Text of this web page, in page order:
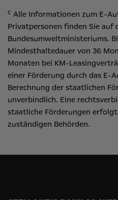
c Alle Informationen zum E-
Privatpersonen finden Sie auf
Bundesumweltministeriums.
Mindesthaltedauer von 36
Monaten bei KM-
einer Förderung durch das E-
Berechnung der staatlichen
unverbindlich. Eine
staatliche Förderungen
zuständigen Behörden.